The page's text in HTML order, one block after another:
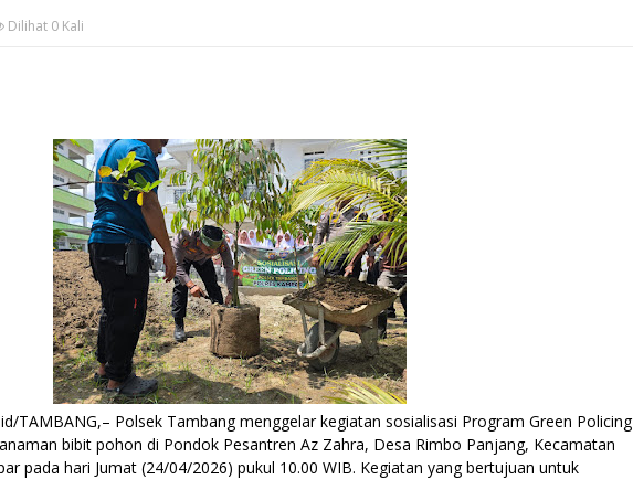
Dilihat 0 Kali
TAMBANG,– Polsek Tambang menggelar kegiatan sosialisasi Program Green Policing
bibit pohon di Pondok Pesantren Az Zahra, Desa Rimbo Panjang, Kecamatan
pada hari Jumat (24/04/2026) pukul 10.00 WIB. Kegiatan yang bertujuan untuk